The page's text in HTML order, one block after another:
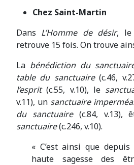
Chez Saint-Martin
Dans L’Homme de désir, le
retrouve 15 fois. On trouve
La bénédiction du
table du sanctuaire(c.46,
l’esprit(c.55, v.10), le
v.11), un sanctuaire
du sanctuaire(c.84, v.13),
sanctuaire(c.246, v.10).
« C’est ainsi que depuis
haute sagesse des